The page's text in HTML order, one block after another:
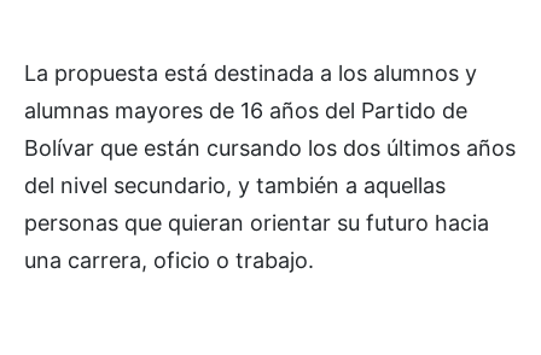
La propuesta está destinada a los alumnos y
alumnas mayores de 16 años del Partido de
Bolívar que están cursando los dos últimos años
del nivel secundario, y también a aquellas
personas que quieran orientar su futuro hacia
una carrera, oficio o trabajo.